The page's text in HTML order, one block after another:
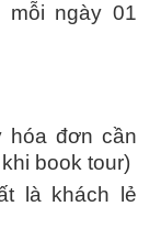
mỗi ngày 01
hóa đơn cần
book tour)
là khách lẻ